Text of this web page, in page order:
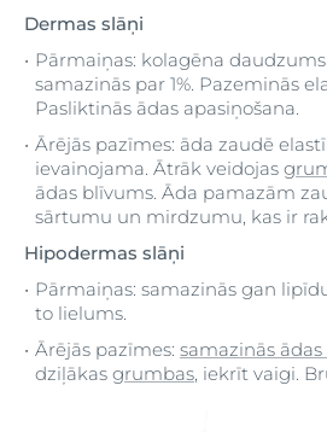
Dermas slāņi
Pārmaiņas: kolagēna
samazinās par 1%. Pazeminās
Pasliktinās ādas apasiņošana.
Ārējās pazīmes: āda zaudē
ievainojama. Ātrāk veidojas
ādas blīvums. Āda pamazām
sārtumu un mirdzumu, kas ir
Hipodermas slāņi
Pārmaiņas: samazinās gan
to lielums.
Ārējās pazīmes: samazinās
dziļākas grumbas, iekrīt vaigi.